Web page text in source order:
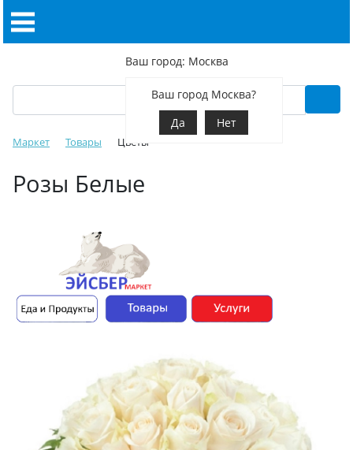
Ваш город: Москва
Ваш город Москва?
Да
Нет
Маркет Товары Цветы
Розы Белые